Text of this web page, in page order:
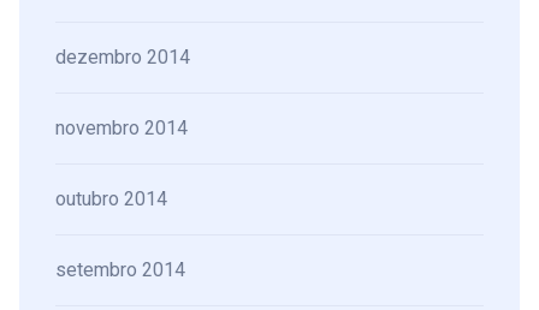
dezembro 2014
novembro 2014
outubro 2014
setembro 2014